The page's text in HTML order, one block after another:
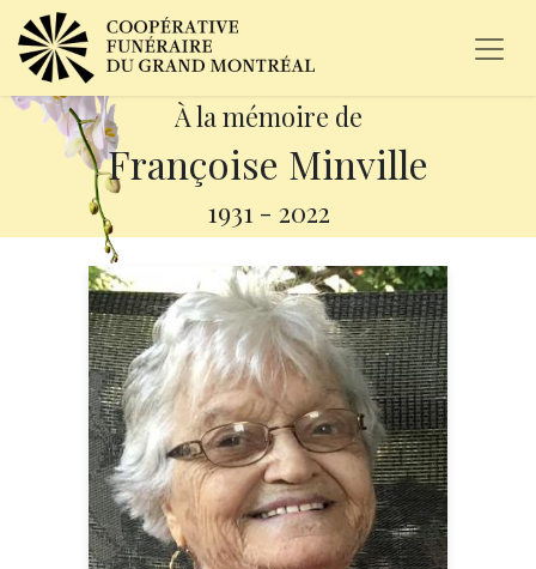
À la mémoire de
Françoise Minville
1931 - 2022